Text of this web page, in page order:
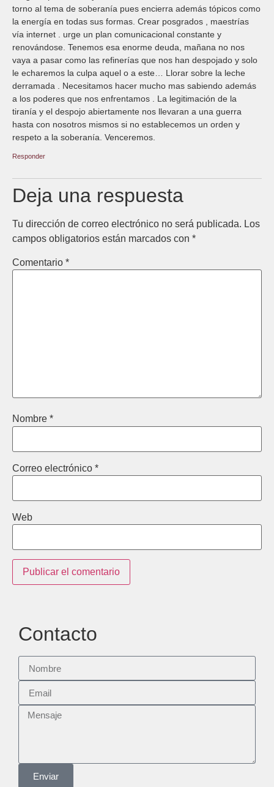
torno al tema de soberanía pues encierra además tópicos como
la energía en todas sus formas. Crear posgrados , maestrías
vía internet . urge un plan comunicacional constante y
renovándose. Tenemos esa enorme deuda, mañana no nos
vaya a pasar como las refinerías que nos han despojado y solo
le echaremos la culpa aquel o a este… Llorar sobre la leche
derramada . Necesitamos hacer mucho mas sabiendo además
a los poderes que nos enfrentamos . La legitimación de la
tiranía y el despojo abiertamente nos llevaran a una guerra
hasta con nosotros mismos si no establecemos un orden y
respeto a la soberanía. Venceremos.
Responder
Deja una respuesta
Tu dirección de correo electrónico no será publicada. Los
campos obligatorios están marcados con *
Comentario *
Nombre *
Correo electrónico *
Web
Contacto
Enviar